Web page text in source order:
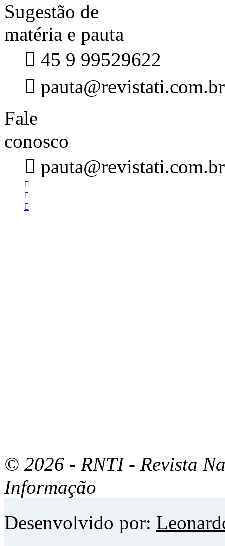
Sugestão de
matéria e pauta
 45 9 99529622
 pauta@revistati.com.br
Fale
conosco
 pauta@revistati.com.br



© 2026 - RNTI - Revista
Informação
Desenvolvido por: